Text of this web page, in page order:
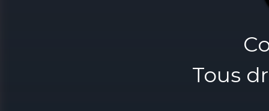
Tous